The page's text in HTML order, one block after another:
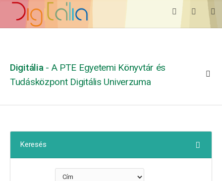
Digitália - A PTE Egyetemi Könyvtár és
Tudásközpont Digitális Univerzuma
Keresés